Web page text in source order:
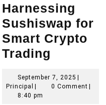
Harnessing
Sushiswap for
Smart Crypto
Trading
for
September 7, 2025 September
7,
|
Principal Principal
| 0 Comment |
8:40 pm